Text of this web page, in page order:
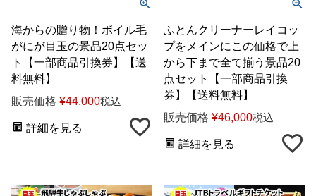
海からの贈り物！ボイル毛
がにが目玉の景品20点セッ
ト【一部商品引換券】【送
料無料】
販売価格 ¥44,000税込
詳細を見る
ふとんクリーナーレイコッ
プをメインにこの価格で上
から下まで全て揃う景品20
点セット【一部商品引換
券】【送料無料】
販売価格 ¥46,000税込
詳細を見る